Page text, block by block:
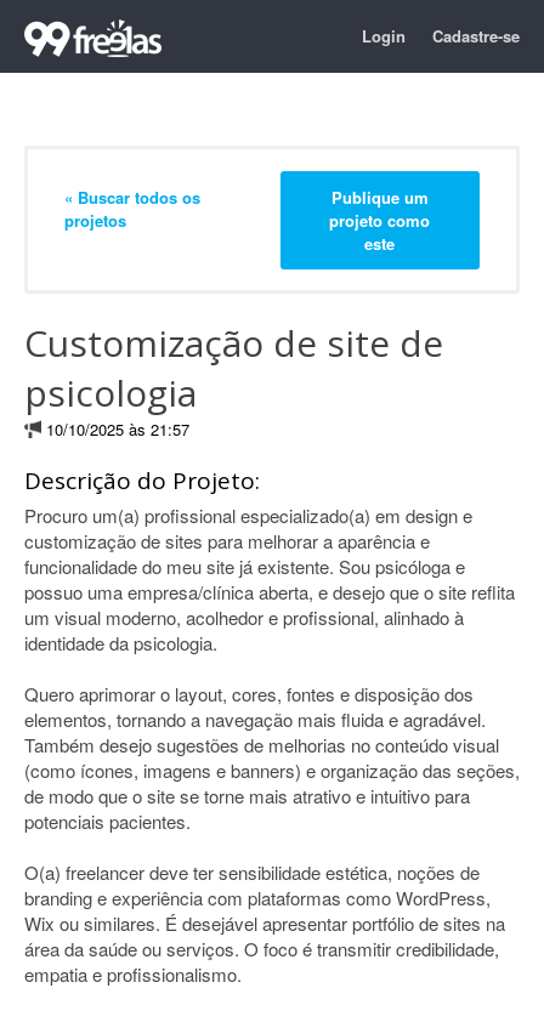
Login Cadastre-se
« Buscar todos os
projetos
Publique um
projeto como
este
Customização de site de
psicologia
10/10/2025 às 21:57
Descrição do Projeto:
Procuro um(a) profissional especializado(a) em design e
customização de sites para melhorar a aparência e
funcionalidade do meu site já existente. Sou psicóloga e
possuo uma empresa/clínica aberta, e desejo que o site reflita
um visual moderno, acolhedor e profissional, alinhado à
identidade da psicologia.
Quero aprimorar o layout, cores, fontes e disposição dos
elementos, tornando a navegação mais fluida e agradável.
Também desejo sugestões de melhorias no conteúdo visual
(como ícones, imagens e banners) e organização das seções,
de modo que o site se torne mais atrativo e intuitivo para
potenciais pacientes.
O(a) freelancer deve ter sensibilidade estética, noções de
branding e experiência com plataformas como WordPress,
Wix ou similares. É desejável apresentar portfólio de sites na
área da saúde ou serviços. O foco é transmitir credibilidade,
empatia e profissionalismo.